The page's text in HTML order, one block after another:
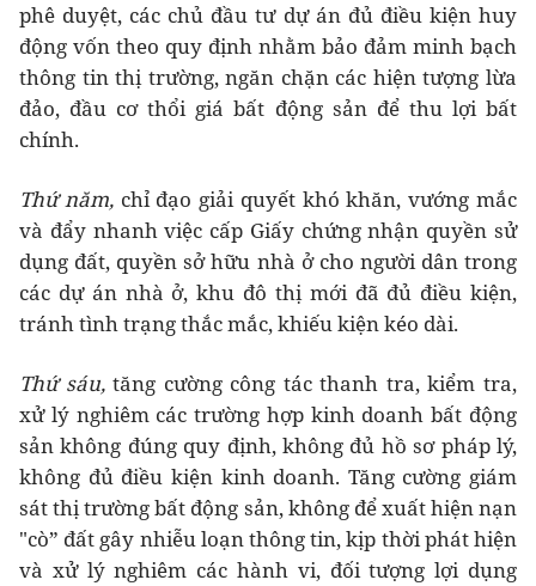
phê duyệt, các chủ đầu tư dự án đủ điều kiện huy
động vốn theo quy định nhằm bảo đảm minh bạch
thông tin thị trường, ngăn chặn các hiện tượng lừa
đảo, đầu cơ thổi giá bất động sản để thu lợi bất
chính.
Thứ năm, chỉ đạo giải quyết khó khăn, vướng mắc
và đẩy nhanh việc cấp Giấy chứng nhận quyền sử
dụng đất, quyền sở hữu nhà ở cho người dân trong
các dự án nhà ở, khu đô thị mới đã đủ điều kiện,
tránh tình trạng thắc mắc, khiếu kiện kéo dài.
Thứ sáu,tăng cường công tác thanh tra, kiểm tra,
xử lý nghiêm các trường hợp kinh doanh bất động
sản không đúng quy định, không đủ hồ sơ pháp lý,
không đủ điều kiện kinh doanh. Tăng cường giám
sát thị trường bất động sản, không để xuất hiện nạn
"cò” đất gây nhiễu loạn thông tin, kịp thời phát hiện
và xử lý nghiêm các hành vi, đối tượng lợi dụng